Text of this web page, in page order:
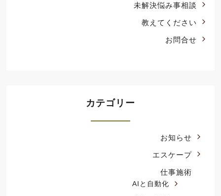
未解決悩み事相談
教えてください
お問合せ
カテゴリー
お知らせ
エスケープ
仕事施術
AIと自動化